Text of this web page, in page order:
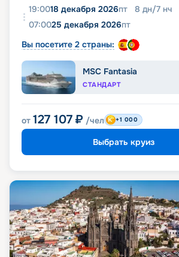
19:0018 декабря 2026пт 8 дн/7 нч
07:0025 декабря 2026пт
Вы посетите 2 страны:
MSC Fantasia
СТАНДАРТ
от 127 107 ₽ /чел +1 000
Выбрать круиз